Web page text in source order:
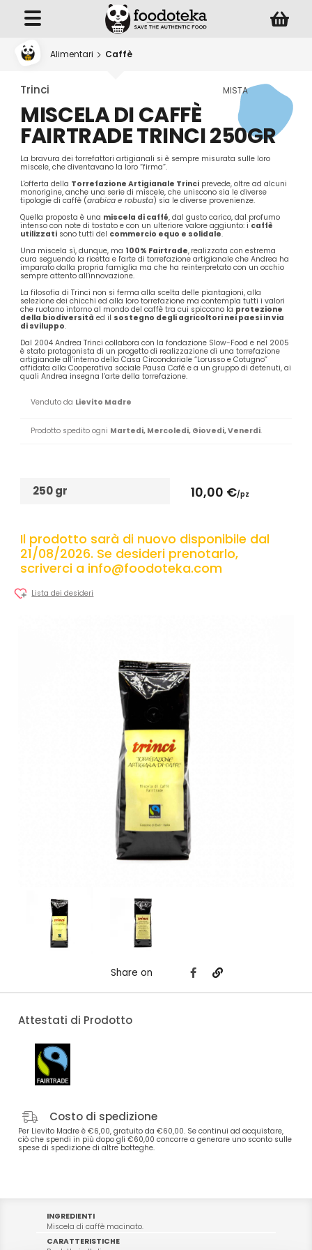
Alimentari Caffè
Trinci MISTA
MISCELA DI CAFFÈ
FAIRTRADE TRINCI 250GR
La bravura dei torrefattori artigianali si è sempre misurata sulle loro
miscele, che diventavano la loro “firma”.
L'offerta della Torrefazione Artigianale Trinci prevede, oltre ad alcuni
monorigine, anche una serie di miscele, che uniscono sia le diverse
tipologie di caffè (arabica e robusta) sia le diverse provenienze.
Quella proposta è una miscela di caffé, dal gusto carico, dal profumo
intenso con note di tostato e con un ulteriore valore aggiunto: i caffè
utilizzati sono tutti del commercio equo e solidale.
Una miscela sì, dunque, ma 100% Fairtrade, realizzata con estrema
cura seguendo la ricetta e l'arte di torrefazione artigianale che Andrea ha
imparato dalla propria famiglia ma che ha reinterpretato con un occhio
sempre attento all'innovazione.
La filosofia di Trinci non si ferma alla scelta delle piantagioni, alla
selezione dei chicchi ed alla loro torrefazione ma contempla tutti i valori
che ruotano intorno al mondo del caffè tra cui spiccano la protezione
della biodiversità ed il sostegno degli agricoltori nei paesi in via
di sviluppo.
Dal 2004 Andrea Trinci collabora con la fondazione Slow-Food e nel 2005
è stato protagonista di un progetto di realizzazione di una torrefazione
artigianale all’interno della Casa Circondariale “Lorusso e Cotugno”
affidata alla Cooperativa sociale Pausa Café e a un gruppo di detenuti, ai
quali Andrea insegna l’arte della torrefazione.
Venduto da Lievito Madre
Prodotto spedito ogni Martedi, Mercoledi, Giovedi, Venerdi.
250 gr 10,00 €/pz
Il prodotto sarà di nuovo disponibile dal
21/08/2026. Se desideri prenotarlo,
scriverci a info@foodoteka.com
Lista dei desideri
Share on
Attestati di Prodotto
Costo di spedizione
Per Lievito Madre è €6,00, gratuito da €60,00. Se continui ad acquistare,
ciò che spendi in più dopo gli €60,00 concorre a generare uno sconto sulle
spese di spedizione di altre botteghe.
INGREDIENTI
Miscela di caffè macinato.
CARATTERISTICHE